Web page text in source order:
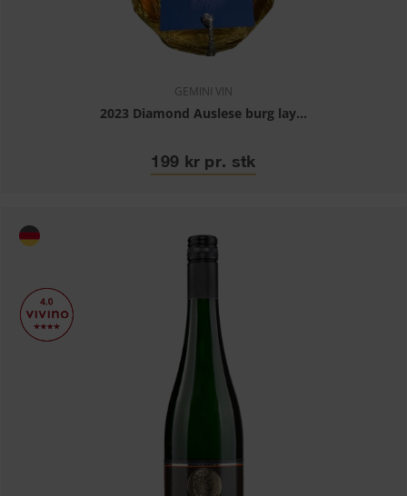
GEMINI VIN
2023 Diamond Auslese burg lay...
199 kr pr. stk